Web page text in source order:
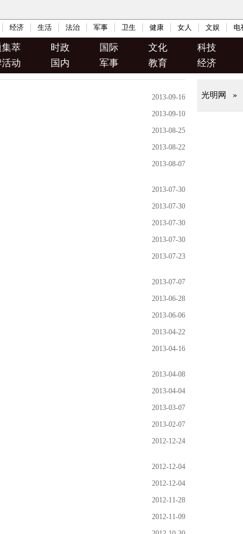
经济 生活 法治 军事 卫生 健康 女人 文娱 电
萃 时政 国际 文化 科技
动
国内 军事 教育 经济
2013-09-16
2013-09-10
2013-08-25
2013-08-22
2013-08-07
2013-07-30
2013-07-30
2013-07-30
2013-07-30
2013-07-23
2013-07-07
2013-06-28
2013-06-06
2013-04-22
2013-04-16
2013-04-08
2013-04-04
2013-03-07
2013-02-07
2012-12-24
2012-12-04
2012-12-04
2012-11-28
2012-11-09